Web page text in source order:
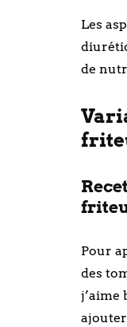
Les
de
Pour
des
j’aime